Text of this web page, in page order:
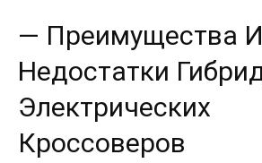
— Преимущества И
Недостатки
Электрических
Кроссоверов